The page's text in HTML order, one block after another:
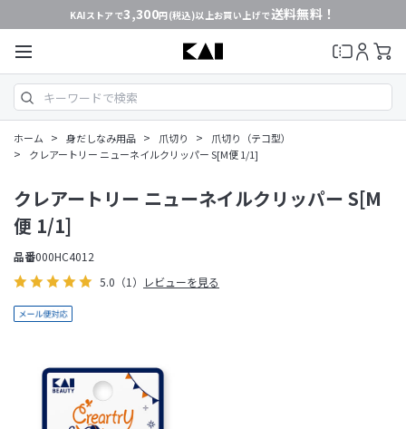
KAIストアで3,300円(税込)以上お買い上げで送料無料！
ホーム > 身だしなみ用品 > 爪切り > 爪切り（テコ型）
> クレアートリー ニューネイルクリッパー S[M便 1/1]
5.0 （1） レビューを見る
クレアートリー ニューネイルクリッパー S[M
便 1/1]
品番000HC4012